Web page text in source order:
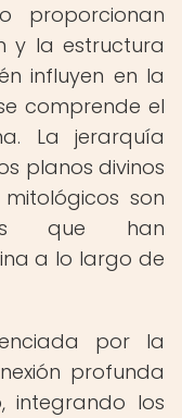
proporcionan
y la estructura
influyen en la
comprende el
La jerarquía
planos divinos
son
que han
a lo largo de
por la
profunda
integrando los